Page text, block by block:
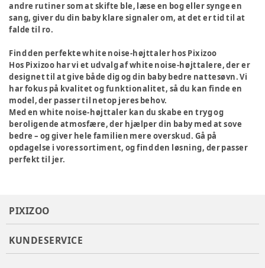
andre rutiner som at skifte ble, læse en bog eller synge en
sang, giver du din baby klare signaler om, at det er tid til at
falde til ro.
Find den perfekte white noise-højttaler hos Pixizoo
Hos Pixizoo har vi et udvalg af white noise-højttalere, der er
designet til at give både dig og din baby bedre nattesøvn. Vi
har fokus på kvalitet og funktionalitet, så du kan finde en
model, der passer til netop jeres behov.
Med en white noise-højttaler kan du skabe en tryg og
beroligende atmosfære, der hjælper din baby med at sove
bedre – og giver hele familien mere overskud. Gå på
opdagelse i vores sortiment, og find den løsning, der passer
perfekt til jer.
PIXIZOO
KUNDESERVICE